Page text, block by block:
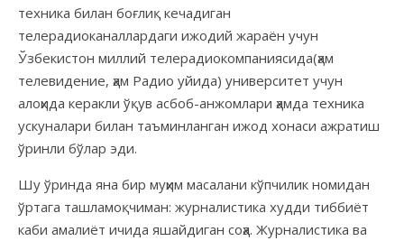
техника билан боғлиқ кечадиган
телерадиоканаллардаги ижодий жараён учун
Ўзбекистон миллий телерадиокомпаниясида(ҳам
телевидение, ҳам Радио уйида) университет учун
алоҳида керакли ўқув асбоб-анжомлари ҳамда техника
ускуналари билан таъминланган ижод хонаси ажратиш
ўринли бўлар эди.
Шу ўринда яна бир муҳим масалани кўпчилик номидан
ўртага ташламоқчиман: журналистика худди тиббиёт
каби амалиёт ичида яшайдиган соҳа. Журналистика ва